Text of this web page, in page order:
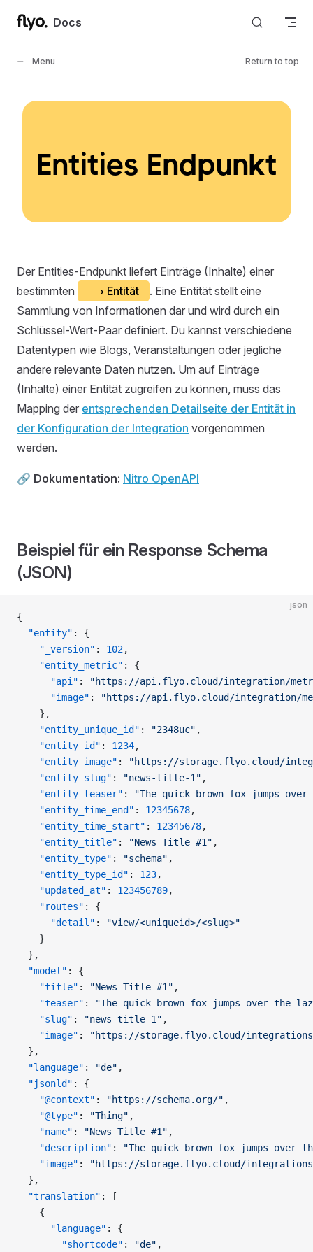
Skip to content
Docs
Menu Return to top
Entities Endpunkt
Der Entities-Endpunkt liefert Einträge (Inhalte) einer
bestimmten
⟶ Entität
. Eine Entität stellt eine
Sammlung von Informationen dar und wird durch ein
Schlüssel-Wert-Paar definiert. Du kannst verschiedene
Datentypen wie Blogs, Veranstaltungen oder jegliche
andere relevante Daten nutzen. Um auf Einträge
(Inhalte) einer Entität zugreifen zu können, muss das
Mapping der entsprechenden Detailseite der Entität in
der Konfiguration der Integration vorgenommen
werden.
🔗 Dokumentation: Nitro OpenAPI
Beispiel für ein Response Schema
(JSON)
json
{
  "entity"
: {
    "_version"
: 102,
    "entity_metric"
: {
      "api"
:
"https://api.flyo.cloud/integration/metric/
      "image"
:
"https://api.flyo.cloud/integration/
    },
    "entity_unique_id"
: "2348uc" ,
    "entity_id"
: 1234,
    "entity_image"
:
"https://storage.flyo.cloud/
    "entity_slug"
: "news-title-1" ,
    "entity_teaser"
:
"The quick brown fox jumps
    "entity_time_end"
: 12345678,
    "entity_time_start"
: 12345678,
    "entity_title"
: "News Title #1" ,
    "entity_type"
: "schema" ,
    "entity_type_id"
: 123,
    "updated_at"
: 123456789,
    "routes"
: {
      "detail"
:
"view/<uniqueid>/<slug>"
    }
  },
  "model"
: {
    "title"
: "News Title #1" ,
    "teaser"
:
"The quick brown fox jumps over the
    "slug"
: "news-title-1" ,
    "image"
:
"https://storage.flyo.cloud/
  },
  "language"
: "de" ,
  "jsonld"
: {
    "@context"
: "https://schema.org/" ,
    "@type"
: "Thing" ,
    "name"
: "News Title #1" ,
    "description"
:
"The quick brown fox jumps over
    "image"
:
"https://storage.flyo.cloud/
  },
  "translation"
: [
    {
      "language"
: {
        "shortcode"
: "de" ,